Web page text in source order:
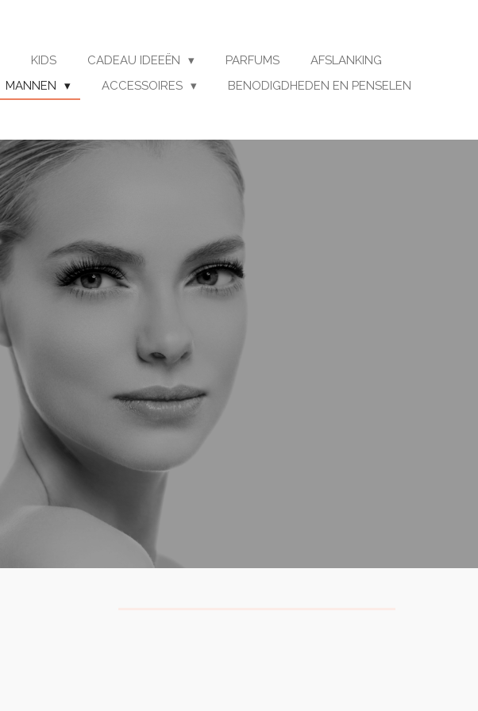
KIDS CADEAU IDEEËN PARFUMS
AFSLANKING
MANNEN ACCESSOIRES
BENODIGDHEDEN EN PENSELEN